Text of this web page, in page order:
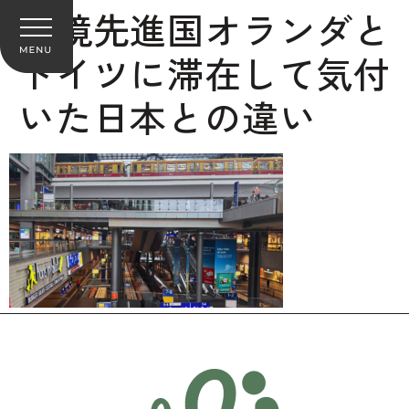
環境先進国オランダと
ドイツに滞在して気付
いた日本との違い